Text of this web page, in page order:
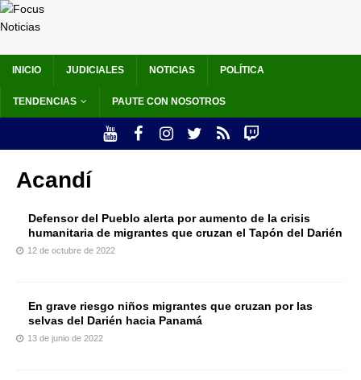
INICIO JUDICIALES NOTICIAS POLÍTICA
TENDENCIAS PAUTE CON NOSOTROS
Acandí
Defensor del Pueblo alerta por aumento de la crisis
humanitaria de migrantes que cruzan el Tapón del Darién
12 de octubre de 2022
En grave riesgo niños migrantes que cruzan por las
selvas del Darién hacia Panamá
13 de junio de 2022